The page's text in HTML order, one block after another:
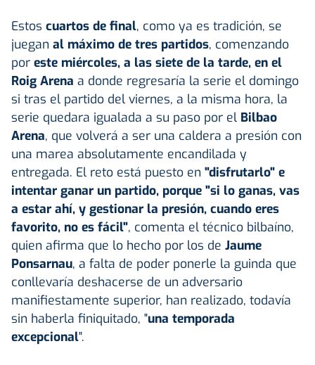
Estos cuartos de final, como ya es tradición, se
juegan al máximo de tres partidos, comenzando
por este miércoles, a las siete de la tarde, en el
Roig Arena a donde regresaría la serie el domingo
si tras el partido del viernes, a la misma hora, la
serie quedara igualada a su paso por el Bilbao
Arena, que volverá a ser una caldera a presión con
una marea absolutamente encandilada y
entregada. El reto está puesto en "disfrutarlo" e
intentar ganar un partido, porque "si lo ganas, vas
a estar ahí, y gestionar la presión, cuando eres
favorito, no es fácil", comenta el técnico bilbaíno,
quien afirma que lo hecho por los de Jaume
Ponsarnau, a falta de poder ponerle la guinda que
conllevaría deshacerse de un adversario
manifiestamente superior, han realizado, todavía
sin haberla finiquitado, "una temporada
excepcional".